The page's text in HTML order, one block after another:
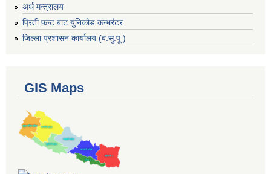
अर्थ मन्त्रालय
प्रिती फन्ट बाट युनिकोड कन्भर्रटर
जिल्ला प्रशासन कार्यालय (ब.सु.पू )
GIS Maps